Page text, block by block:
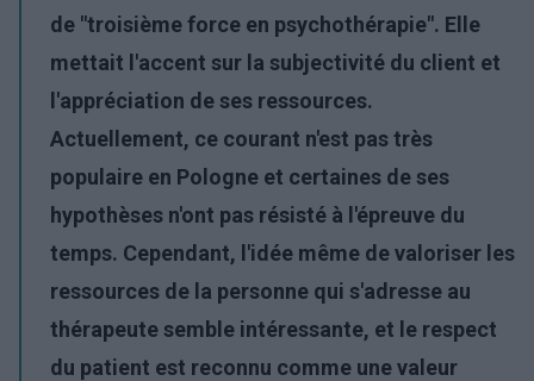
de "troisième force en psychothérapie". Elle
mettait l'accent sur la subjectivité du client et
l'appréciation de ses ressources.
Actuellement, ce courant n'est pas très
populaire en Pologne et certaines de ses
hypothèses n'ont pas résisté à l'épreuve du
temps. Cependant, l'idée même de valoriser les
ressources de la personne qui s'adresse au
thérapeute semble intéressante, et le respect
du patient est reconnu comme une valeur